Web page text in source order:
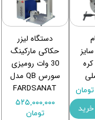
کره
دستگاه لیزر
حکاکی مارکینگ
30 وات رومیزی
سورس QB مدل
FARDSANAT
۵۲۵,۰۰۰,۰۰۰
تومان